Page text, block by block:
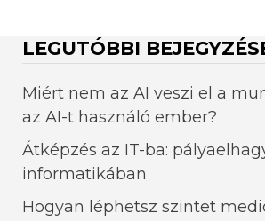
LEGUTÓBBI
Miért nem az AI veszi el a
az AI-t használó ember?
Átképzés az IT-ba:
informatikában
Hogyan léphetsz szintet